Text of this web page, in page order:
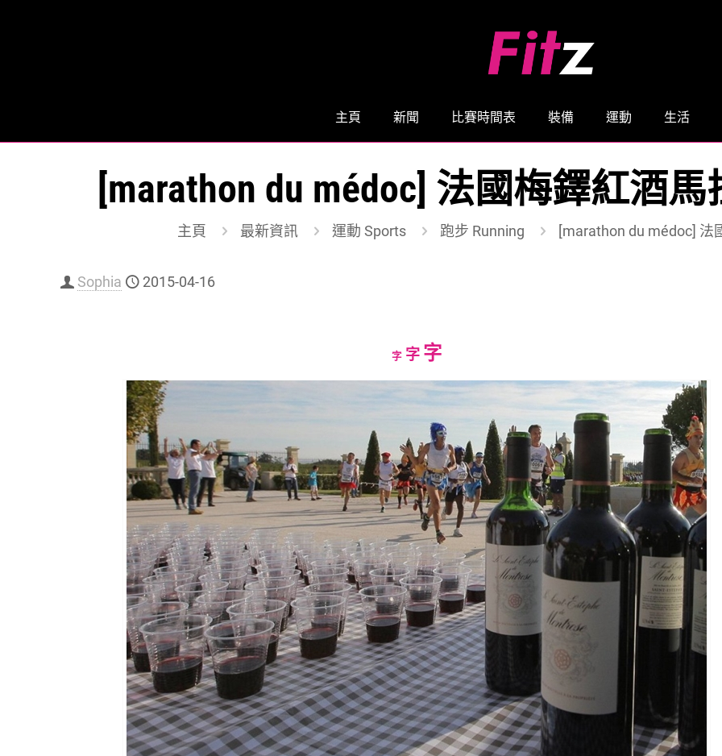
主頁 新聞 比賽時間表 裝備 運動 生活
[marathon du médoc] 法國梅鐸紅酒
主頁 最新資訊 運動 Sports 跑步 Running [marathon du médoc] 法
Sophia 2015-04-16
字Decrease
字Reset
size.
字Increase
font
size.